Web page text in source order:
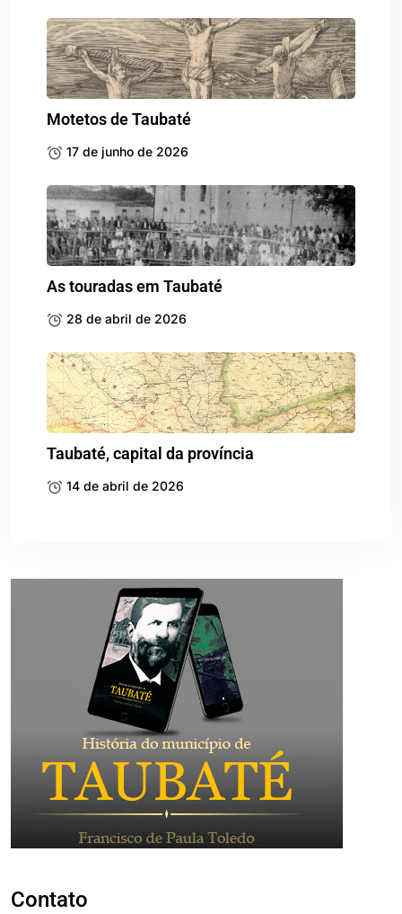
Motetos de Taubaté
17 de junho de 2026
As touradas em Taubaté
28 de abril de 2026
Taubaté, capital da província
14 de abril de 2026
Contato